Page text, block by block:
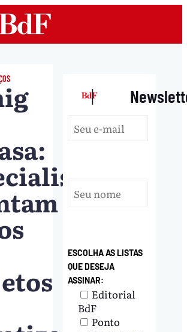
|
ESCOLHA AS LISTAS
QUE DESEJA
ASSINAR:
Editorial
BdF
Ponto